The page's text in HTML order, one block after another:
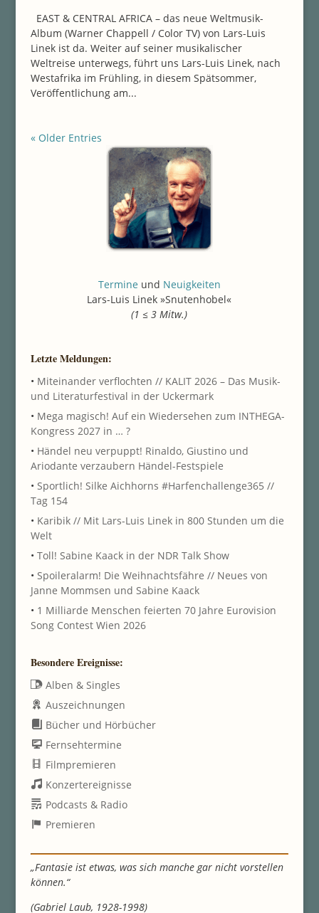
EAST & CENTRAL AFRICA – das neue Weltmusik-
Album (Warner Chappell / Color TV) von Lars-Luis
Linek ist da. Weiter auf seiner musikalischer
Weltreise unterwegs, führt uns Lars-Luis Linek, nach
Westafrika im Frühling, in diesem Spätsommer,
Veröffentlichung am...
« Older Entries
Termine und Neuigkeiten
Lars-Luis Linek »Snutenhobel«
(1 ≤ 3 Mitw.)
Letzte Meldungen:
• Miteinander verflochten // KALIT 2026 – Das Musik-
und Literaturfestival in der Uckermark
• Mega magisch! Auf ein Wiedersehen zum INTHEGA-
Kongress 2027 in … ?
• Händel neu verpuppt! Rinaldo, Giustino und
Ariodante verzaubern Händel-Festspiele
• Sportlich! Silke Aichhorns #Harfenchallenge365 //
Tag 154
• Karibik // Mit Lars-Luis Linek in 800 Stunden um die
Welt
• Toll! Sabine Kaack in der NDR Talk Show
• Spoileralarm! Die Weihnachtsfähre // Neues von
Janne Mommsen und Sabine Kaack
• 1 Milliarde Menschen feierten 70 Jahre Eurovision
Song Contest Wien 2026
Besondere Ereignisse:
Alben & Singles
Auszeichnungen
Bücher und Hörbücher
Fernsehtermine
Filmpremieren
Konzertereignisse
Podcasts & Radio
Premieren
„Fantasie ist etwas, was sich manche gar nicht vorstellen
können.“
(Gabriel Laub, 1928-1998)